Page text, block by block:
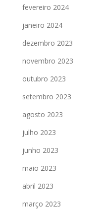
fevereiro 2024
janeiro 2024
dezembro 2023
novembro 2023
outubro 2023
setembro 2023
agosto 2023
julho 2023
junho 2023
maio 2023
abril 2023
março 2023